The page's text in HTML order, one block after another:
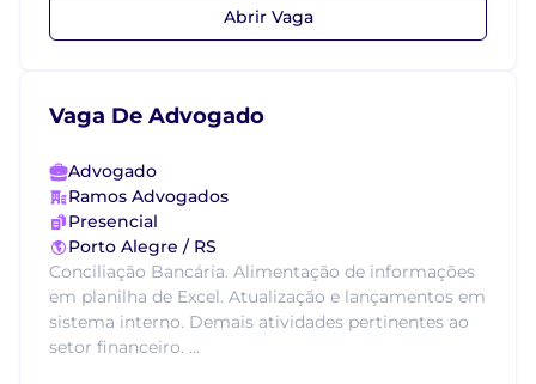
Abrir Vaga
Vaga De Advogado
Advogado
Ramos Advogados
Presencial
Porto Alegre / RS
Conciliação Bancária. Alimentação de informações
em planilha de Excel. Atualização e lançamentos em
sistema interno. Demais atividades pertinentes ao
setor financeiro. ...